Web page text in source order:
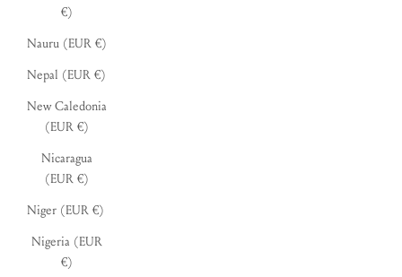
€)
Nauru (EUR €)
Nepal (EUR €)
New Caledonia
(EUR €)
Nicaragua
(EUR €)
Niger (EUR €)
Nigeria (EUR
€)